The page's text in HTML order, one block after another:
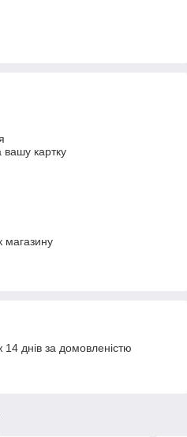
вашу картку
магазину
днів за домовленістю